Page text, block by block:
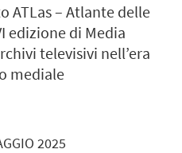
ATLas – Atlante delle
edizione di Media
televisivi nell’era
mediale
2025